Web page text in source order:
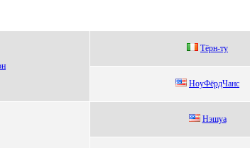
Tёрн-ту
НoуФёpдЧaнс
Нэшуa